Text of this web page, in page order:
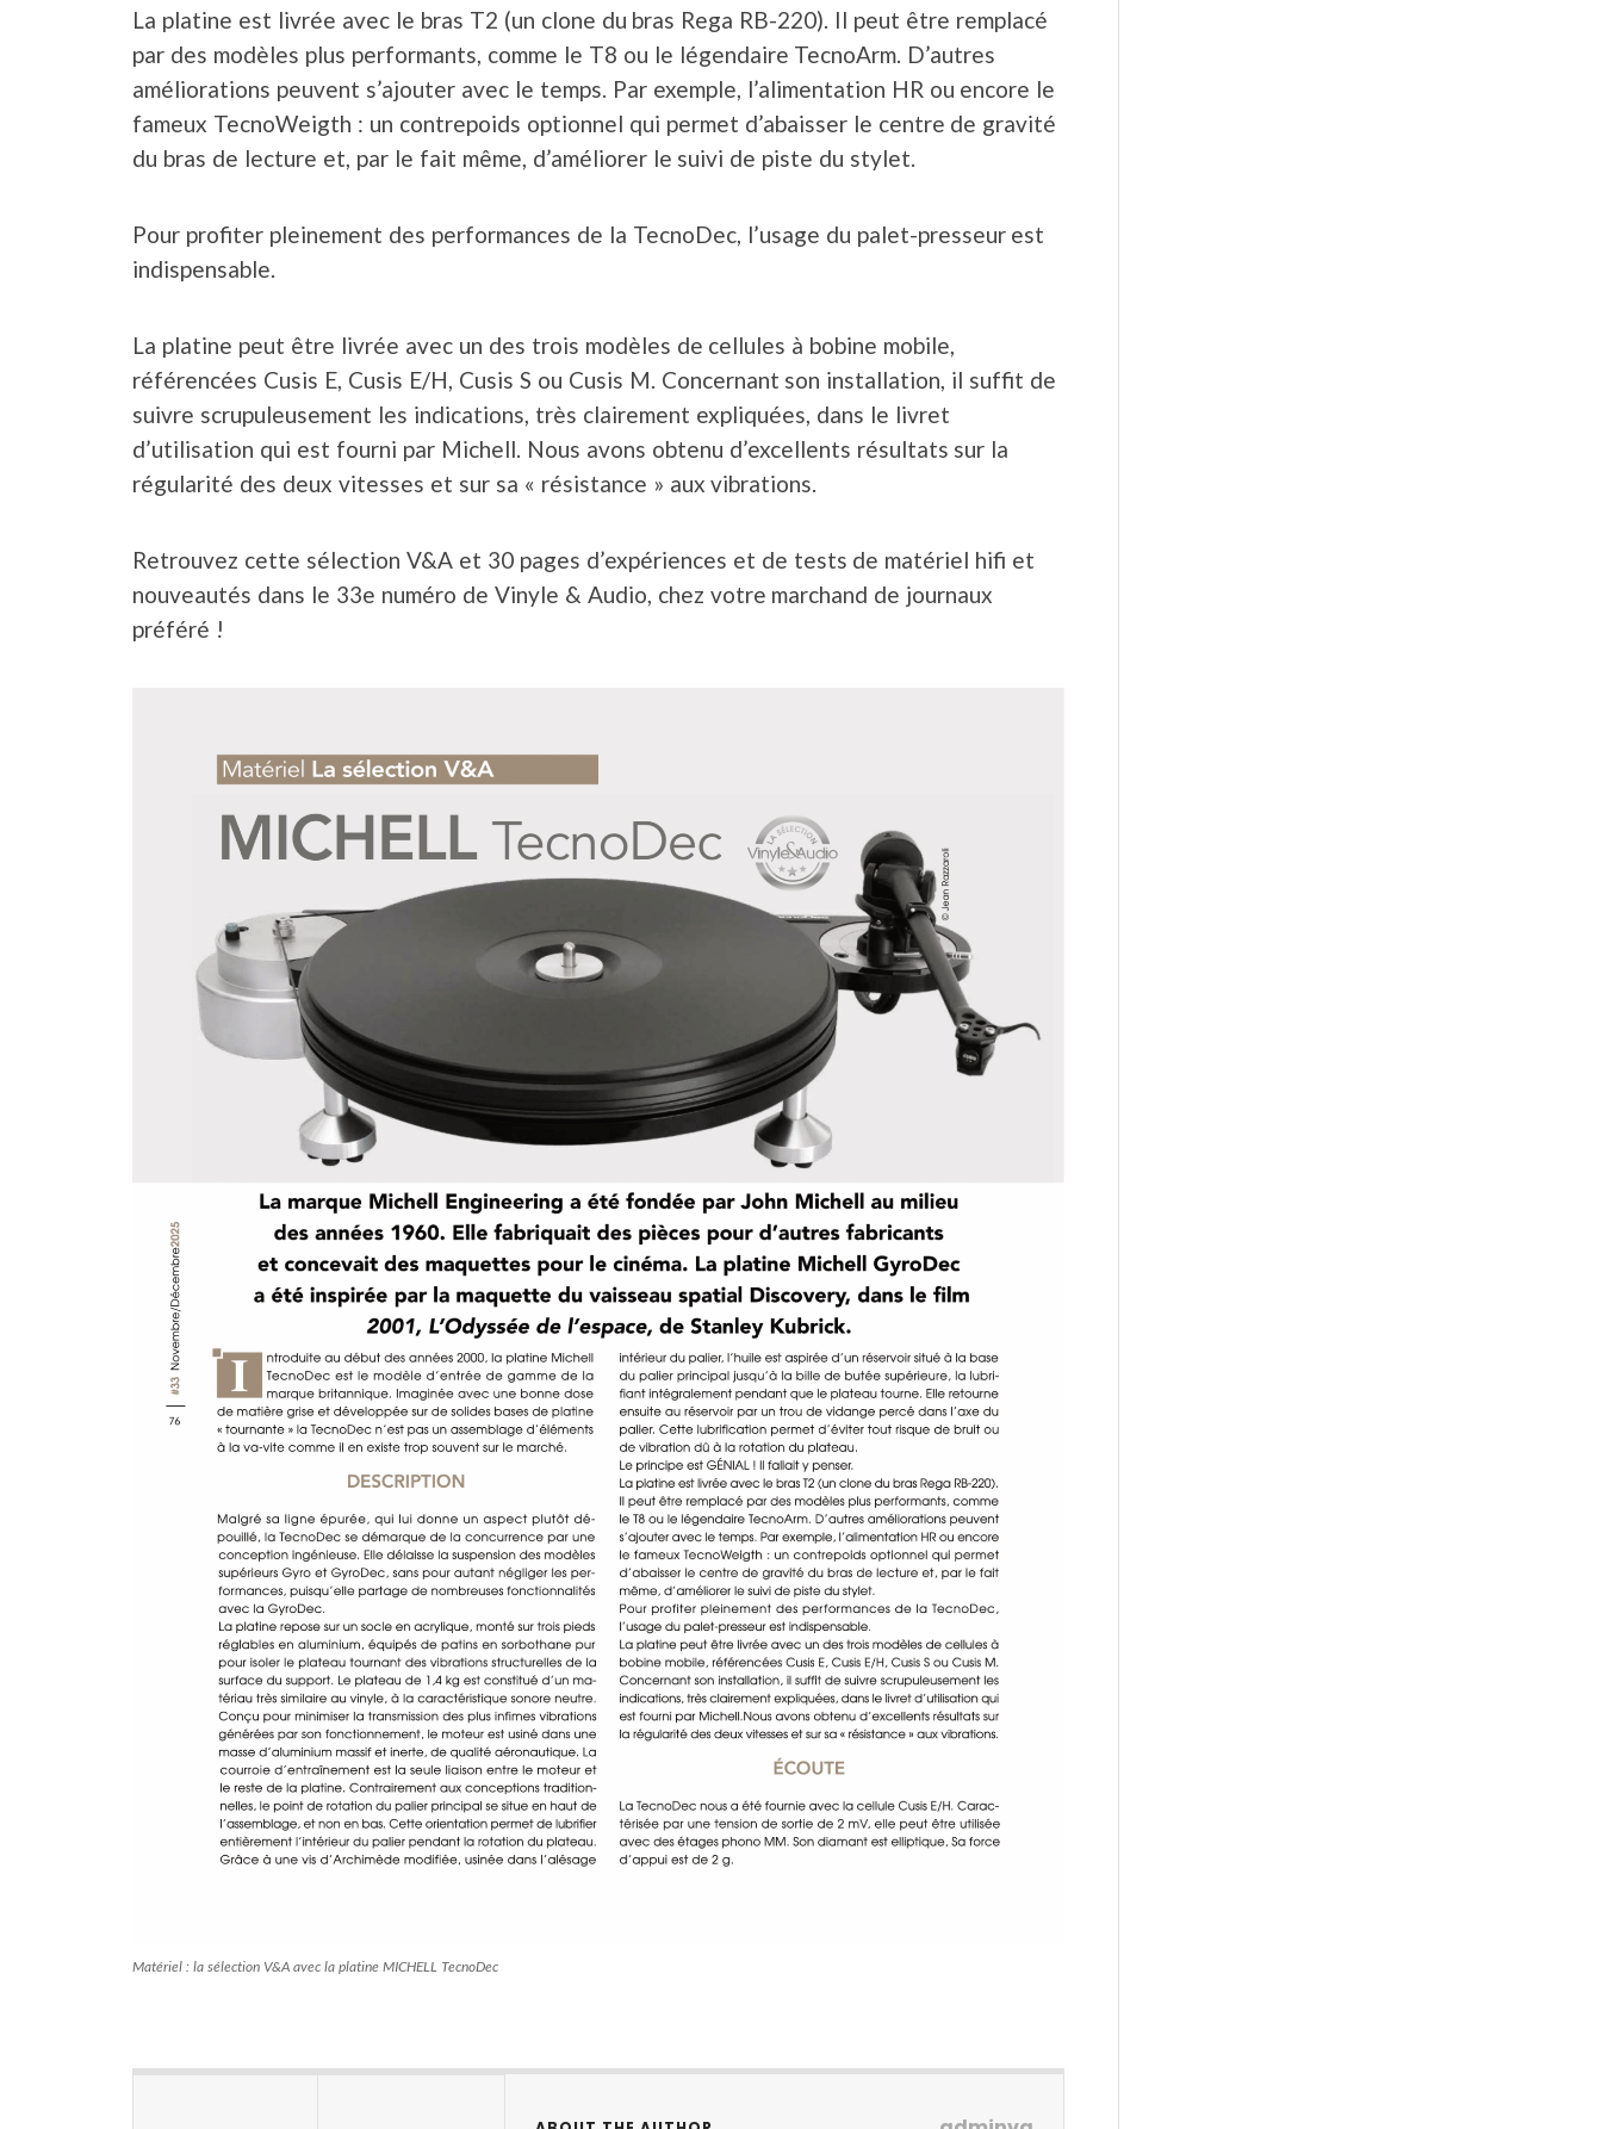
La platine est livrée avec le bras T2 (un clone du bras Rega RB-220). Il peut être remplacé
par des modèles plus performants, comme le T8 ou le légendaire TecnoArm. D’autres
améliorations peuvent s’ajouter avec le temps. Par exemple, l’alimentation HR ou encore le
fameux TecnoWeigth : un contrepoids optionnel qui permet d’abaisser le centre de gravité
du bras de lecture et, par le fait même, d’améliorer le suivi de piste du stylet.
Pour profiter pleinement des performances de la TecnoDec, l’usage du palet-presseur est
indispensable.
La platine peut être livrée avec un des trois modèles de cellules à bobine mobile,
référencées Cusis E, Cusis E/H, Cusis S ou Cusis M. Concernant son installation, il suffit de
suivre scrupuleusement les indications, très clairement expliquées, dans le livret
d’utilisation qui est fourni par Michell. Nous avons obtenu d’excellents résultats sur la
régularité des deux vitesses et sur sa « résistance » aux vibrations.
Retrouvez cette sélection V&A et 30 pages d’expériences et de tests de matériel hifi et
nouveautés dans le 33e numéro de Vinyle & Audio, chez votre marchand de journaux
préféré !
Matériel : la sélection V&A avec la platine MICHELL TecnoDec